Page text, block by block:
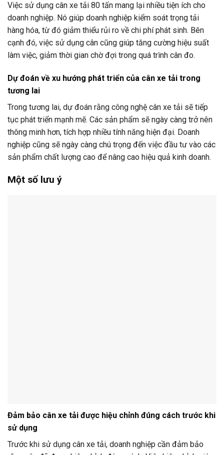
Việc sử dụng cân xe tải 80 tấn mang lại nhiều tiện ích cho
doanh nghiệp. Nó giúp doanh nghiệp kiểm soát trọng tải
hàng hóa, từ đó giảm thiểu rủi ro về chi phí phát sinh. Bên
cạnh đó, việc sử dụng cân cũng giúp tăng cường hiệu suất
làm việc, giảm thời gian chờ đợi trong quá trình cân đo.
Dự đoán về xu hướng phát triển của cân xe tải trong
tương lai
Trong tương lai, dự đoán rằng công nghệ cân xe tải sẽ tiếp
tục phát triển mạnh mẽ. Các sản phẩm sẽ ngày càng trở nên
thông minh hơn, tích hợp nhiều tính năng hiện đại. Doanh
nghiệp cũng sẽ ngày càng chú trọng đến việc đầu tư vào các
sản phẩm chất lượng cao để nâng cao hiệu quả kinh doanh.
Một số lưu ý
Đảm bảo cân xe tải được hiệu chỉnh đúng cách trước khi
sử dụng
Trước khi sử dụng cân xe tải, doanh nghiệp cần đảm bảo